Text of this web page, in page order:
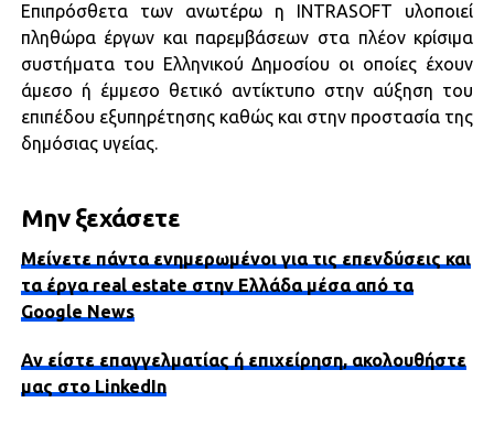
Επιπρόσθετα των ανωτέρω η INTRASOFT υλοποιεί
πληθώρα έργων και παρεμβάσεων στα πλέον κρίσιμα
συστήματα του Ελληνικού Δημοσίου οι οποίες έχουν
άμεσο ή έμμεσο θετικό αντίκτυπο στην αύξηση του
επιπέδου εξυπηρέτησης καθώς και στην προστασία της
δημόσιας υγείας.
Μην ξεχάσετε
Μείνετε πάντα ενημερωμένοι για τις επενδύσεις και
τα έργα real estate στην Ελλάδα μέσα από τα
Google News
Αν είστε επαγγελματίας ή επιχείρηση, ακολουθήστε
μας στο LinkedIn